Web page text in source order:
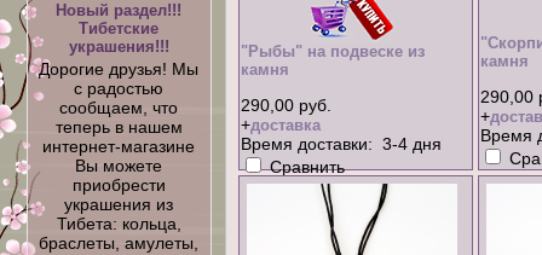
"Рыбы" на подвеске из
камня
290,00 руб.
+доставка
Время доставки: 3-4 дня
Сравнить
камня
290,00
+
Время
Новый раздел!!!
Тибетские
украшения!!!
Дорогие друзья! Мы
с радостью
сообщаем, что
теперь в нашем
интернет-магазине
Вы можете
приобрести
украшения из
Тибета: кольца,
браслеты, амулеты,